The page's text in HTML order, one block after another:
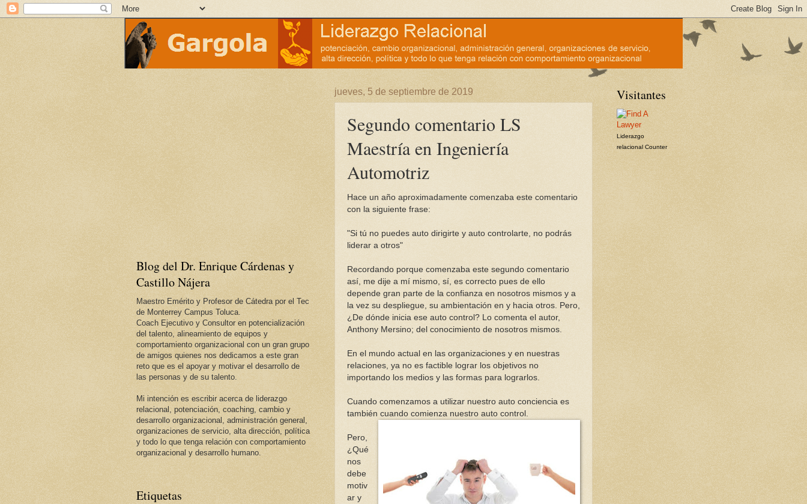
jueves, 5 de septiembre de 2019
Segundo comentario LS
Maestría en Ingeniería
Automotriz
Hace un año aproximadamente comenzaba este comentario
con la siguiente frase:
"Si tú no puedes auto dirigirte y auto controlarte, no podrás
liderar a otros"
Recordando porque comenzaba este segundo comentario
así, me dije a mí mismo, sí, es correcto pues de ello
depende gran parte de la confianza en nosotros mismos y a
la vez su despliegue, su ambientación en y hacia otros. Pero,
¿De dónde inicia ese auto control? Lo comenta el autor,
Anthony Mersino; del conocimiento de nosotros mismos.
En el mundo actual en las organizaciones y en nuestras
relaciones, ya no es factible lograr los objetivos no
importando los medios y las formas para lograrlos.
Cuando comenzamos a utilizar nuestro auto conciencia es
también cuando comienza nuestro auto control.
Pero,
¿Qué
nos
debe
motiv
ar y
Blog del Dr. Enrique Cárdenas y
Castillo Nájera
Maestro Emérito y Profesor de Cátedra por el Tec
de Monterrey Campus Toluca.
Coach Ejecutivo y Consultor en potencialización
del talento, alineamiento de equipos y
comportamiento organizacional con un gran grupo
de amigos quienes nos dedicamos a este gran
reto que es el apoyar y motivar el desarrollo de
las personas y de su talento.
Mi intención es escribir acerca de liderazgo
relacional, potenciación, coaching, cambio y
desarrollo organizacional, administración general,
organizaciones de servicio, alta dirección, política
y todo lo que tenga relación con comportamiento
organizacional y desarrollo humano.
Etiquetas
Visitantes
Liderazgo
relacional Counter